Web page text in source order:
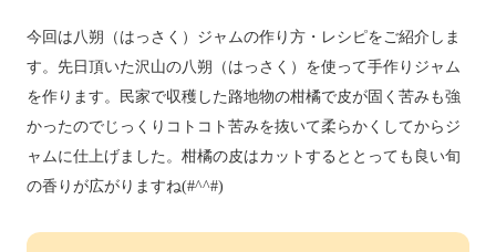
今回は八朔（はっさく）ジャムの作り方・レシピをご紹介しま
す。先日頂いた沢山の八朔（はっさく）を使って手作りジャム
を作ります。民家で収穫した路地物の柑橘で皮が固く苦みも強
かったのでじっくりコトコト苦みを抜いて柔らかくしてからジ
ャムに仕上げました。柑橘の皮はカットするととっても良い旬
の香りが広がりますね(#^^#)